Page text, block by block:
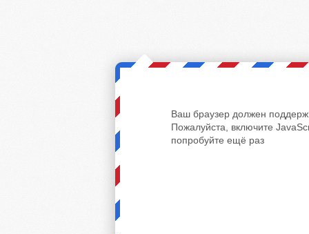
Ваш браузер должен
Пожалуйста, включите
попробуйте ещё раз